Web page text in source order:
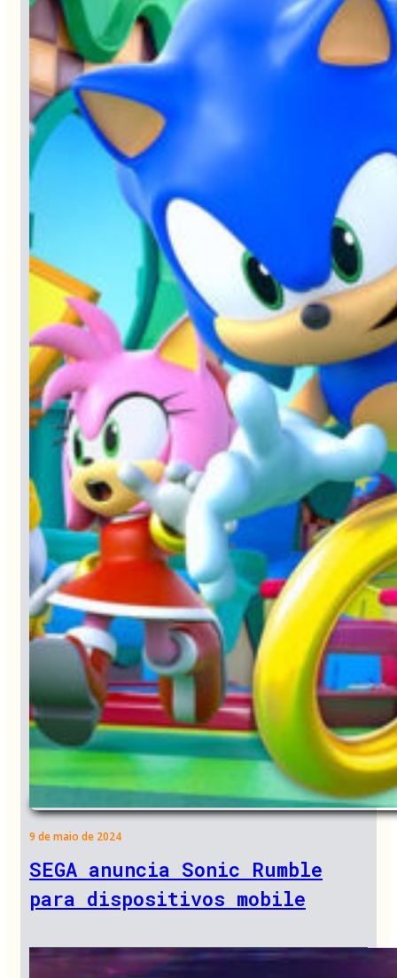
9 de maio de 2024
SEGA anuncia Sonic Rumble
para dispositivos mobile